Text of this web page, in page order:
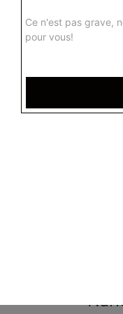
Ce n'est pas grave,
pour vous!